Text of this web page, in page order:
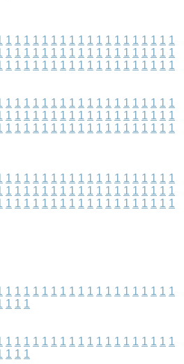
1 1 1 1 1 1 1 1 1 1 1 1 1 1 1 1 1 1 1
1 1 1 1 1 1 1 1 1 1 1 1 1 1 1 1 1 1 1
1 1 1 1 1 1 1 1 1 1 1 1 1 1 1 1 1 1 1
1 1 1 1 1 1 1 1 1 1 1 1 1 1 1 1 1 1 1
1 1 1 1 1 1 1 1 1 1 1 1 1 1 1 1 1 1 1
1 1 1 1 1 1 1 1 1 1 1 1 1 1 1 1 1 1 1
1 1 1 1 1 1 1 1 1 1 1 1 1 1 1 1 1 1 1
1 1 1 1 1 1 1 1 1 1 1 1 1 1 1 1 1 1 1
1 1 1 1 1 1 1 1 1 1 1 1 1 1 1 1 1 1 1
1 1 1 1 1 1 1 1 1 1 1 1 1 1 1 1 1 1 1
1 1 1
1 1 1 1 1 1 1 1 1 1 1 1 1 1 1 1 1 1 1
1 1 1